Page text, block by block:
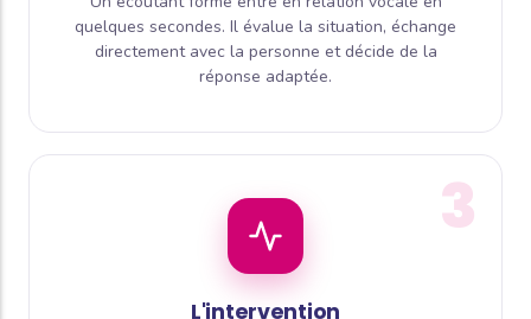
quelques secondes. Il évalue la situation, échange
directement avec la personne et décide de la
réponse adaptée.
3
L'intervention